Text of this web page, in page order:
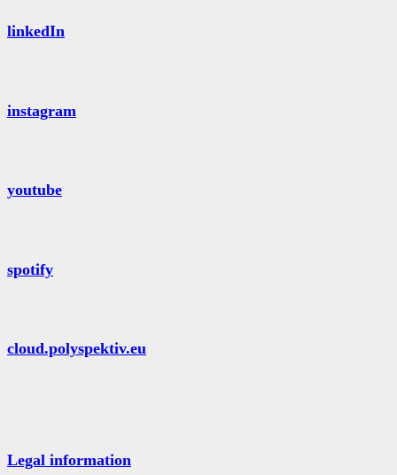
linkedIn
instagram
youtube
spotify
cloud.polyspektiv.eu
Legal information